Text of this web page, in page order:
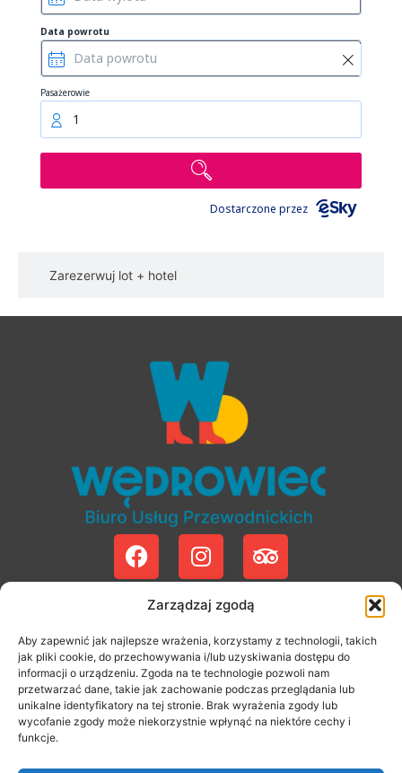
Zarządzaj zgodą
Aby zapewnić jak najlepsze wrażenia, korzystamy z technologii, takich
jak pliki cookie, do przechowywania i/lub uzyskiwania dostępu do
informacji o urządzeniu. Zgoda na te technologie pozwoli nam
przetwarzać dane, takie jak zachowanie podczas przeglądania lub
unikalne identyfikatory na tej stronie. Brak wyrażenia zgody lub
wycofanie zgody może niekorzystnie wpłynąć na niektóre cechy i
funkcje.
Zarezerwuj lot + hotel
Data powrotu
Pasażerowie
1
Dostarczone przez
+48 12 427 13 27
biuro@wedrowiec.krakow.pl
NA SKRÓTY
O Nas